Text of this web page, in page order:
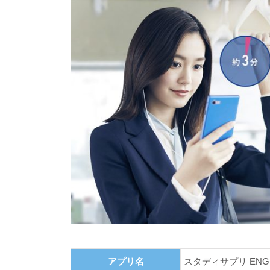
アプリ名 スタディサプリ